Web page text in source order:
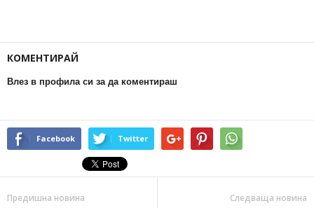
КОМЕНТИРАЙ
Влез в профила си за да коментираш
Facebook Twitter
Предишна новина Следваща новина